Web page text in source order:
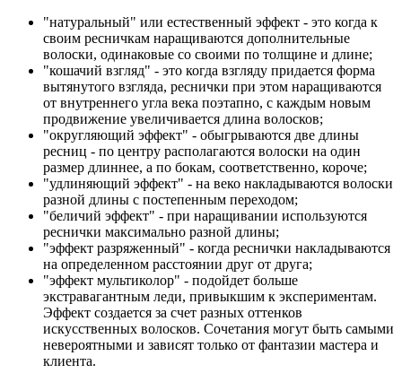
"натуральный" или естественный эффект - это когда к
своим ресничкам наращиваются дополнительные
волоски, одинаковые со своими по толщине и длине;
"кошачий взгляд" - это когда взгляду придается форма
вытянутого взгляда, реснички при этом наращиваются
от внутреннего угла века поэтапно, с каждым новым
продвижение увеличивается длина волосков;
"округляющий эффект" - обыгрываются две длины
ресниц - по центру располагаются волоски на один
размер длиннее, а по бокам, соответственно, короче;
"удлиняющий эффект" - на веко накладываются волоски
разной длины с постепенным переходом;
"беличий эффект" - при наращивании используются
реснички максимально разной длины;
"эффект разряженный" - когда реснички накладываются
на определенном расстоянии друг от друга;
"эффект мультиколор" - подойдет больше
экстравагантным леди, привыкшим к экспериментам.
Эффект создается за счет разных оттенков
искусственных волосков. Сочетания могут быть самыми
невероятными и зависят только от фантазии мастера и
клиента.